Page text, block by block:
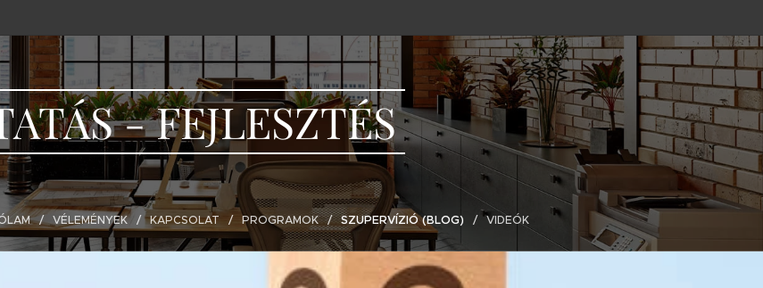
- FEJLESZTÉS
VÉLEMÉNYEK KAPCSOLAT PROGRAMOK SZUPERVÍZIÓ (BLOG) VIDEÓK